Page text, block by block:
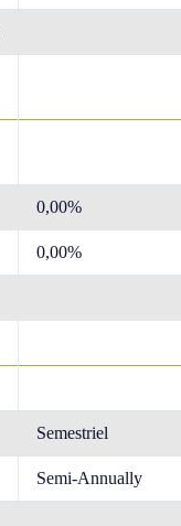
0,00%
0,00%
Semestriel
Semi-Annually